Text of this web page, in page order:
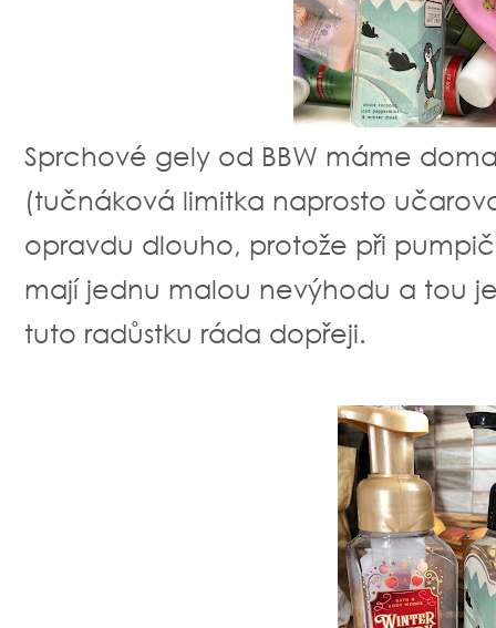
Sprchové gely od BBW máme
(tučnáková limitka naprosto
opravdu dlouho, protože při
mají jednu malou nevýhodu a tou
tuto radůstku ráda dopřeji.